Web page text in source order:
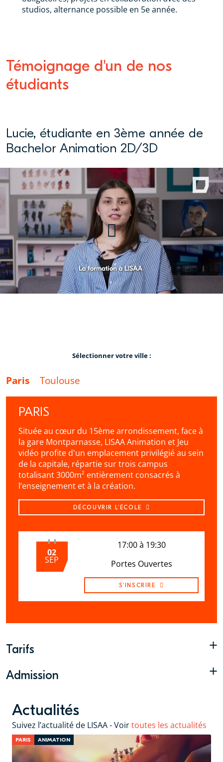
studios, alternance possible en 5e année.
Témoignage d'un de nos
étudiants
Lucie, étudiante en 3ème année de
Bachelor Animation 2D/3D
Lucie, étudiante en 3ème année
de Bachelor Animation 2D/3D
Sélectionner votre ville :
Paris Toulouse
PARIS
Située au cœur du 15ème arrondissement, face à
la gare Montparnasse, LISAA Animation et Jeu
vidéo profite d'un emplacement privilégié au sein
de la capitale, répartie sur trois campus
totalisant 3000m² entièrement consacrés à
l’enseignement et à la création.
DÉCOUVRIR L'ÉCOLE
02
SEP
17:00 à 19:30
Portes Ouvertes
S'INSCRIRE
Tarifs +
Admission +
Actualités
Suivez l’actualité de LISAA - Voirtoutes les actualités
PARIS ANIMATION